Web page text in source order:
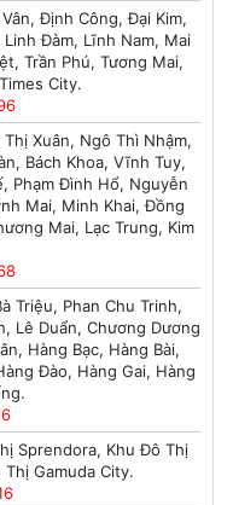
Định Công, Đại Kim,
Đàm, Lĩnh Nam, Mai
Trần Phú, Tương Mai,
City.
Xuân, Ngô Thì Nhậm,
Bách Khoa, Vĩnh Tuy,
Phạm Đình Hổ, Nguyễn
Mai, Minh Khai, Đồng
Mai, Lạc Trung, Kim
Triệu, Phan Chu Trinh,
Lê Duẩn, Chương Dương
Hàng Bạc, Hàng Bài,
Đào, Hàng Gai, Hàng
Sprendora, Khu Đô Thị
Gamuda City.